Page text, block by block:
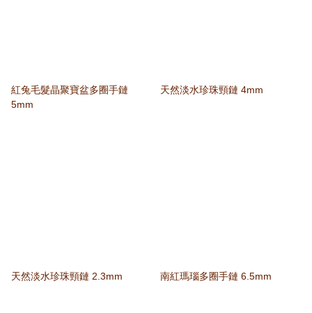
紅兔毛髮晶聚寶盆多圈手鏈
5mm
天然淡水珍珠頸鏈 4mm
天然淡水珍珠頸鏈 2.3mm 南紅瑪瑙多圈手鏈 6.5mm